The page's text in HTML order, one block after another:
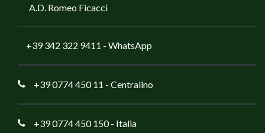
A.D. Romeo Ficacci
+39 342 322 9411 - WhatsApp
+39 0774 450 11 - Centralino
+39 0774 450 150- Italia